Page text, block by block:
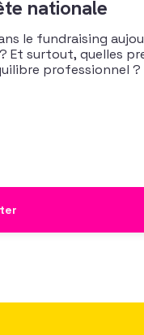
nationale
le fundraising
Et surtout, quelles
professionnel ?